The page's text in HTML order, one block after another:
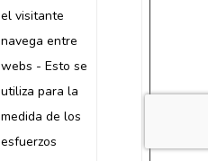
el visitante
navega entre
webs - Esto se
utiliza para la
medida de los
esfuerzos